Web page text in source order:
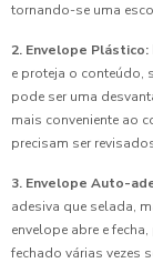
tornando-se uma
2. Envelope Plástico:
e proteja o conteúdo,
pode ser uma
mais conveniente ao
precisam ser
3. Envelope Auto-
adesiva que selada,
envelope abre e
fechado várias vezes